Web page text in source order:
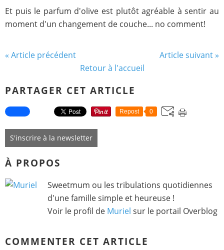
Et puis le parfum d'olive est plutôt agréable à sentir au
moment d'un changement de couche... no comment!
« Article précédent
Article suivant »
Retour à l'accueil
PARTAGER CET ARTICLE
Repost 0
S'inscrire à la newsletter
À PROPOS
Sweetmum ou les tribulations quotidiennes
d'une famille simple et heureuse !
Voir le profil de Muriel sur le portail Overblog
COMMENTER CET ARTICLE